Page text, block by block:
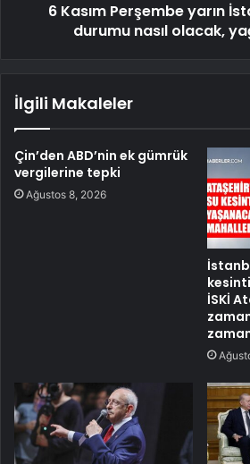
6 Kasım Perşembe yarın
durumu nasıl olacak,
İlgili Makaleler
Çin’den ABD’nin ek gümrük
vergilerine tepki
Ağustos 8, 2026
İSKİ